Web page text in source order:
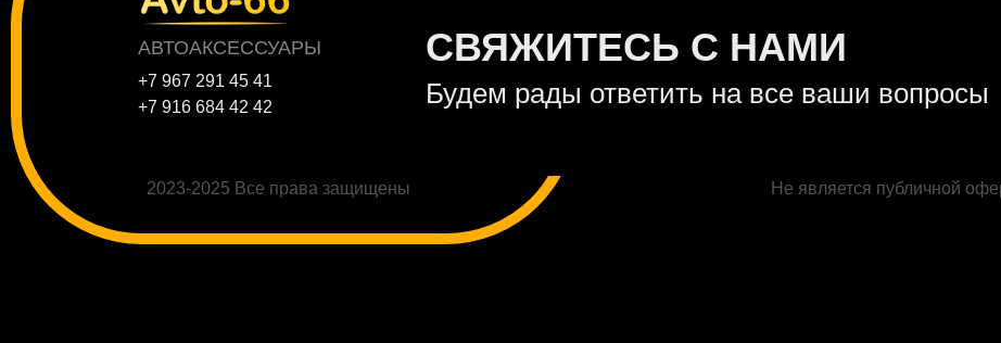
2023-2025 Все права защищены Не является публичной
Будем рады ответить на все ваши вопросы
СВЯЖИТЕСЬ С НАМИ
АВТОАКСЕССУАРЫ
+7 967 291 45 41
+7 916 684 42 42